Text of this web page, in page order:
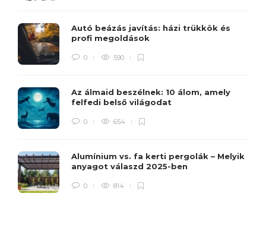
Autó beázás javítás: házi trükkök és
profi megoldások
0 590
Az álmaid beszélnek: 10 álom, amely
felfedi belső világodat
0 654
Alumínium vs. fa kerti pergolák – Melyik
anyagot válaszd 2025-ben
0 814